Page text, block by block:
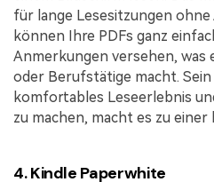
für lange Lesesitzungen ohne
können Ihre PDFs ganz
Anmerkungen versehen, was
oder Berufstätige macht.
komfortables Leseerlebnis
zu machen, macht es zu einer
4. Kindle Paperwhite